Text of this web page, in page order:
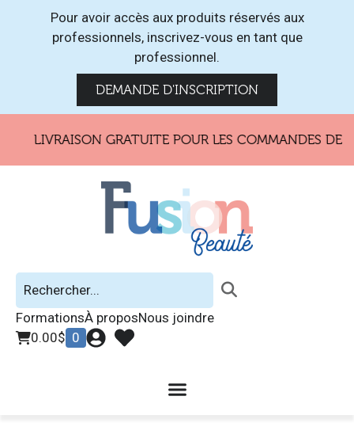
Pour avoir accès aux produits réservés aux
professionnels, inscrivez-vous en tant que
professionnel.
DEMANDE D'INSCRIPTION
LIVRAISON GRATUITE POUR LES COMMANDES DE
FormationsÀ proposNous joindre
0.00$ 0